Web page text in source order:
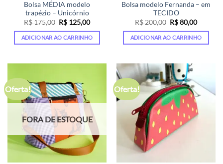
Bolsa MÉDIA modelo
trapézio – Unicórnio
R$175,00 O
preço
original
era:
R$ 175,00.
R$ 125,00O
atual
é:
R$ 125,00.
ADICIONAR AO CARRINHO
Bolsa modelo Fernanda – em
TECIDO
R$200,00 O
preço
original
era:
R$ 200,00.
R$80,00O
atual
é:
R$
ADICIONAR AO CARRINHO
Oferta!
FORA DE ESTOQUE
Oferta!